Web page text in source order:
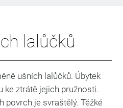
lalůčků
ušních lalůčků. Úbytek
ke ztrátě jejich pružnosti.
povrch je svraštělý. Těžké